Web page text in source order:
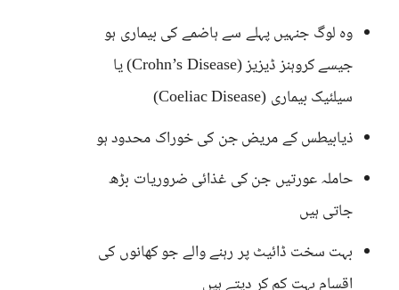
وہ لوگ جنہیں پہلے سے ہاضمے کی بیماری ہو
جیسے کروہنز ڈیزیز (Crohn’s Disease) یا
سیلئیک بیماری (Coeliac Disease)
ذیابیطس کے مریض جن کی خوراک محدود ہو
حاملہ عورتیں جن کی غذائی ضروریات بڑھ
جاتی ہیں
بہت سخت ڈائیٹ پر رہنے والے جو کھانوں کی
اقسام بہت کم کر دیتے ہیں